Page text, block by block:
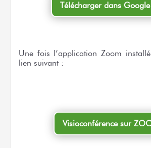
Télécharger dans Google
Une fois l’application Zoom
lien suivant :
Visioconférence sur